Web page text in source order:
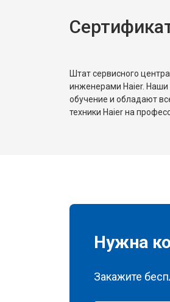
Штат сервисного
инженерами Haier. Наши
обучение и обладают
техники Haier на
Нужна
Закажите